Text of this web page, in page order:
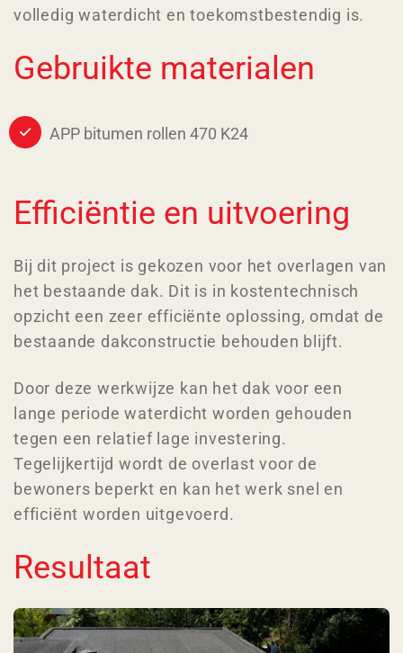
volledig waterdicht en toekomstbestendig is.
Gebruikte materialen
APP bitumen rollen 470 K24
Efficiëntie en uitvoering
Bij dit project is gekozen voor het overlagen van
het bestaande dak. Dit is in kostentechnisch
opzicht een zeer efficiënte oplossing, omdat de
bestaande dakconstructie behouden blijft.
Door deze werkwijze kan het dak voor een
lange periode waterdicht worden gehouden
tegen een relatief lage investering.
Tegelijkertijd wordt de overlast voor de
bewoners beperkt en kan het werk snel en
efficiënt worden uitgevoerd.
Resultaat